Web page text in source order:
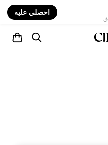
احصلي عليه